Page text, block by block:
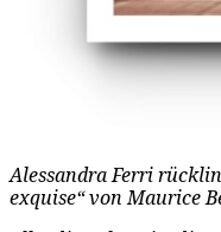
Alessandra Ferri
exquise“ von Maurice